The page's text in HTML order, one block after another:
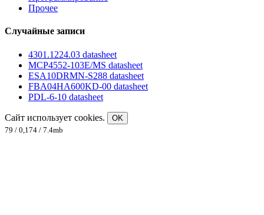
Прочее
Случайные записи
4301.1224.03 datasheet
MCP4552-103E/MS datasheet
ESA10DRMN-S288 datasheet
FBA04HA600KD-00 datasheet
PDL-6-10 datasheet
Сайт использует cookies.
OK
79 / 0,174 / 7.4mb